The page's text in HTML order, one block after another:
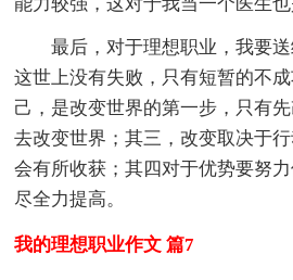
最后，对于理想职业，我要送
这世上没有失败，只有短暂的不
己，是改变世界的第一步，只有
去改变世界；其三，改变取决于
会有所收获；其四对于优势要努
尽全力提高。
我的理想职业作文 篇7